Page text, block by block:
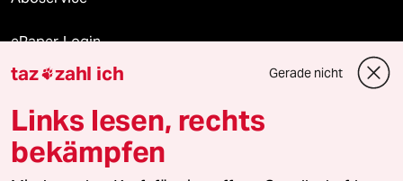
ePaper Login
Downloads für Abonnierende
© 2026 taz Verlags und Vertriebs GmbH
taz zahl ich Gerade nicht
Links lesen, rechts
bekämpfen